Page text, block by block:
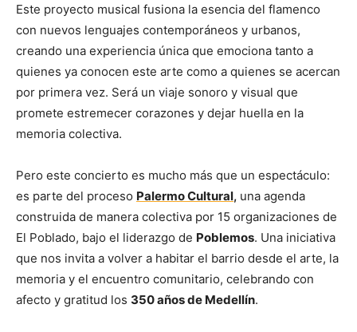
Este proyecto musical fusiona la esencia del flamenco
con nuevos lenguajes contemporáneos y urbanos,
creando una experiencia única que emociona tanto a
quienes ya conocen este arte como a quienes se acercan
por primera vez. Será un viaje sonoro y visual que
promete estremecer corazones y dejar huella en la
memoria colectiva.
Pero este concierto es mucho más que un espectáculo:
es parte del proceso Palermo Cultural, una agenda
construida de manera colectiva por 15 organizaciones de
El Poblado, bajo el liderazgo de Poblemos. Una iniciativa
que nos invita a volver a habitar el barrio desde el arte, la
memoria y el encuentro comunitario, celebrando con
afecto y gratitud los 350 años de Medellín.